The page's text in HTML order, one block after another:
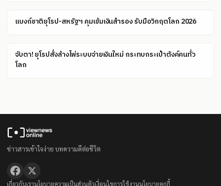
แบงก์ชาติยุโรป-สหรัฐฯ คุมเข้มเงินสำรอง รับมือวิกฤตโลก 2026
จับตา! ยุโรปสั่งล้างไพ่ระบบจ่ายเงินใหม่ กระทบกระเป๋าตังค์คนทั่ว
โลก
ข่าวสารเข้าใจง่าย บทความดีต่อชีวิต
เกี่ยวกับเรานโยบายความเป็นส่วนตัวเงื่อนไขการใช้งานนโยบายคุกกี้